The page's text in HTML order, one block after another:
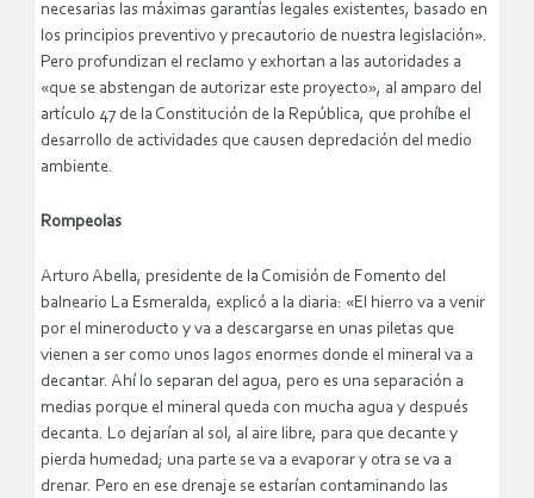
necesarias las máximas garantías legales existentes, basado en
los principios preventivo y precautorio de nuestra legislación».
Pero profundizan el reclamo y exhortan a las autoridades a
«que se abstengan de autorizar este proyecto», al amparo del
artículo 47 de la Constitución de la República, que prohíbe el
desarrollo de actividades que causen depredación del medio
ambiente.
Rompeolas
Arturo Abella, presidente de la Comisión de Fomento del
balneario La Esmeralda, explicó a la diaria: «El hierro va a venir
por el mineroducto y va a descargarse en unas piletas que
vienen a ser como unos lagos enormes donde el mineral va a
decantar. Ahí lo separan del agua, pero es una separación a
medias porque el mineral queda con mucha agua y después
decanta. Lo dejarían al sol, al aire libre, para que decante y
pierda humedad; una parte se va a evaporar y otra se va a
drenar. Pero en ese drenaje se estarían contaminando las